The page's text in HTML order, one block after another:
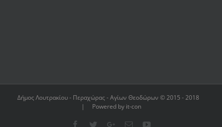
Δήμος Λουτρακίου - Περαχώρας - Αγίων Θεοδώρων © 2015 - 2018
| Powered by it-con
Facebook
TwitterGoogle+EmailYouTube